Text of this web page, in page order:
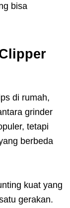
bisa
di rumah,
grinder
tetapi
berbeda
kuat yang
gerakan.